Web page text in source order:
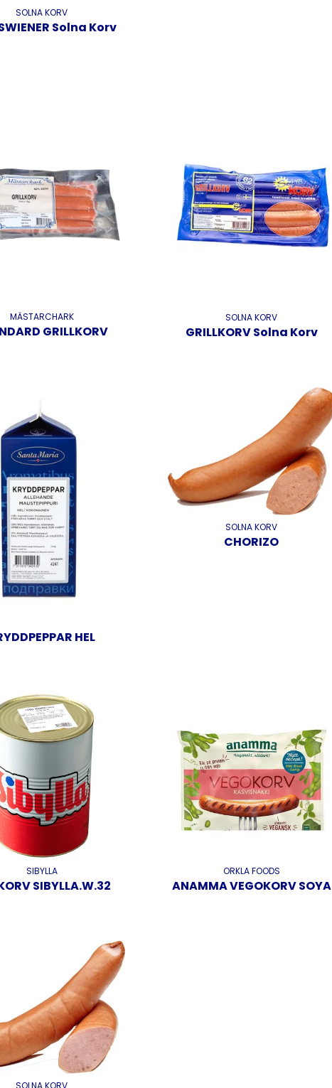
SOLNA KORV
Solna Korv
MÄSTARCHARK
GRILLKORV
SOLNA KORV
GRILLKORV Solna Korv
HEL
SOLNA KORV
CHORIZO
SIBYLLA
SIBYLLA.W.32
ORKLA FOODS
ANAMMA VEGOKORV SOYA
SOLNA KORV